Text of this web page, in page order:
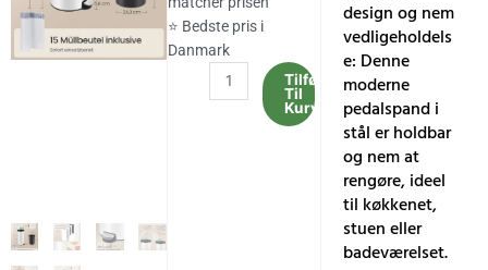
⭐ Bedste pris i
Danmark
Tilføj
Til
Kurv
design og nem
vedligeholdels
e: Denne
moderne
pedalspand i
stål er holdbar
og nem at
rengøre, ideel
til køkkenet,
stuen eller
badeværelset.